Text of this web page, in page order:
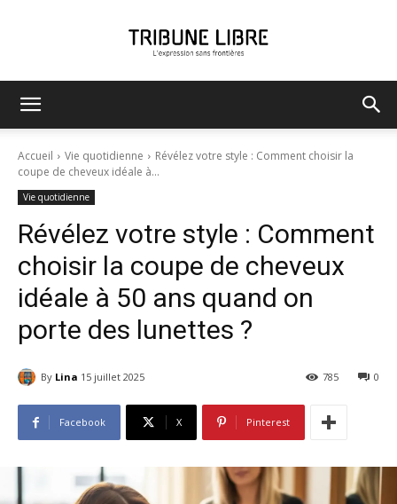
Accueil Vie quotidienne
Révélez votre style : Comment choisir la
coupe de cheveux idéale à...
Vie quotidienne
Révélez votre style : Comment
choisir la coupe de cheveux
idéale à 50 ans quand on
porte des lunettes ?
By Lina 15 juillet 2025 0
785
Facebook X Pinterest